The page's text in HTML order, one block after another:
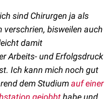
sind Chirurgen ja als
verschrien, bisweilen auch
damit
Arbeits- und Erfolgsdruck
Ich kann mich noch gut
dem Studiumauf einer
gejobbthabe und